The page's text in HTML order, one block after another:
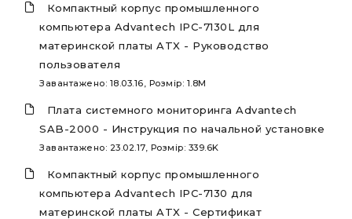
Компактный корпус промышленного
компьютера Advantech IPC-7130L для
материнской платы ATX - Руководство
пользователя
Завантажено: 18.03.16, Розмір: 1.8M
Плата системного мониторинга Advantech
SAB-2000 - Инструкция по начальной установке
Завантажено: 23.02.17, Розмір: 339.6K
Компактный корпус промышленного
компьютера Advantech IPC-7130 для
материнской платы ATX - Сертификат